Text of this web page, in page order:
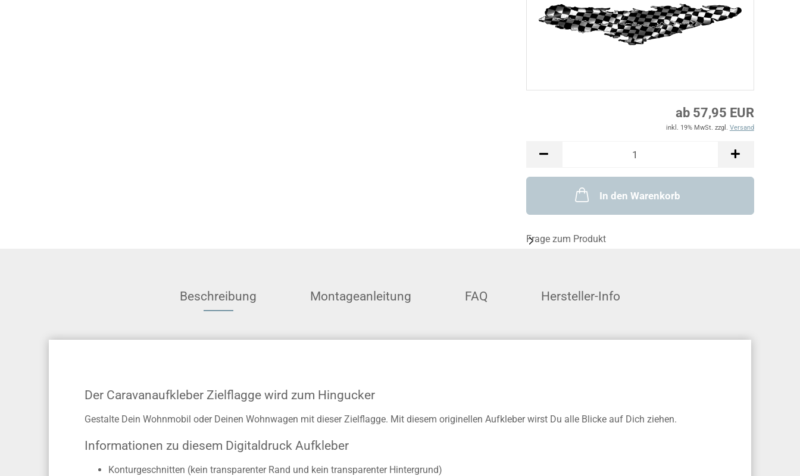
ab 57,95 EUR
inkl. 19% MwSt. zzgl. Versand
In den Warenkorb
Frage zum Produkt
Beschreibung Montageanleitung FAQ Hersteller-Info
Der Caravanaufkleber Zielflagge wird zum Hingucker
Gestalte Dein Wohnmobil oder Deinen Wohnwagen mit dieser Zielflagge. Mit diesem originellen Aufkleber wirst Du alle Blicke auf Dich ziehen.
Informationen zu diesem Digitaldruck Aufkleber
Konturgeschnitten (kein transparenter Rand und kein transparenter Hintergrund)